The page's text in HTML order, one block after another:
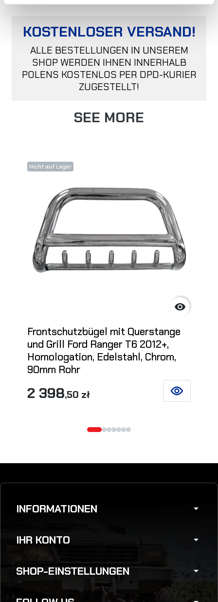
KOSTENLOSER VERSAND!
ALLE BESTELLUNGEN IN UNSEREM
SHOP WERDEN IHNEN INNERHALB
POLENS KOSTENLOS PER DPD-KURIER
ZUGESTELLT!
SEE MORE
Nicht auf Lager

Frontschutzbügel mit Querstange
und Grill Ford Ranger T6 2012+,
Homologation, Edelstahl, Chrom,
90mm Rohr
2 398,50 zł SIEHE
INFORMATIONEN arrow_drop_down
IHR KONTO arrow_drop_down
SHOP-EINSTELLUNGEN arrow_drop_down